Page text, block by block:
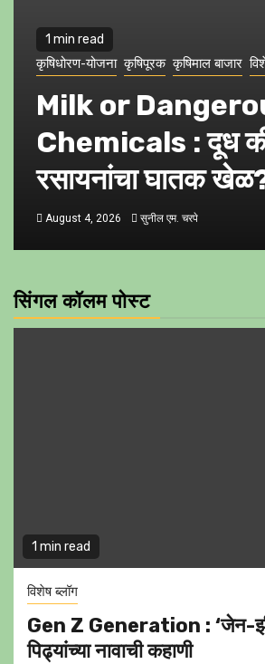
1 min read
कृषिधोरण-योजना कृषिपूरक कृषिमाल बाजार
Milk or
Chemicals : दूध
रसायनांचा घातक
August 4, 2026 सुनील एम. चरपे
सिंगल कॉलम पोस्ट
1 min read
विशेष ब्लॉग
Gen Z Generation : ‘जेन-
पिढ्यांच्या नावाची कहाणी